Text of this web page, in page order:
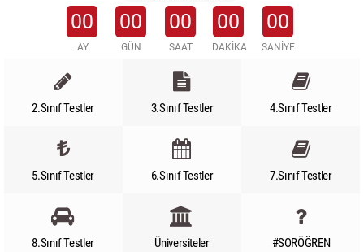
00
AY
00
GÜN
00
SAAT
00
DAKİKA
00
SANİYE
2.Sınıf Testler 3.Sınıf Testler 4.Sınıf Testler
5.Sınıf Testler 6.Sınıf Testler 7.Sınıf Testler
8.Sınıf Testler Üniversiteler #SORÖĞREN